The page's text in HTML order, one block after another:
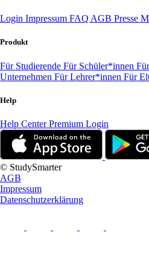
Login Impressum FAQ AGB Presse
Produkt
Für Studierende Für Schüler*innen
Unternehmen Für Lehrer*innen Für
Help
Help CenterPremium Login
© StudySmarter
AGB
Impressum
Datenschutzerklärung